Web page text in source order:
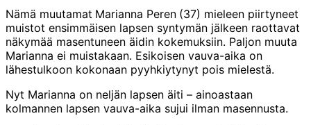
Nämä muutamat Marianna Peren (37) mieleen piirtyneet
muistot ensimmäisen lapsen syntymän jälkeen raottavat
näkymää masentuneen äidin kokemuksiin. Paljon muuta
Marianna ei muistakaan. Esikoisen vauva-aika on
lähestulkoon kokonaan pyyhkiytynyt pois mielestä.
Nyt Marianna on neljän lapsen äiti – ainoastaan
kolmannen lapsen vauva-aika sujui ilman masennusta.